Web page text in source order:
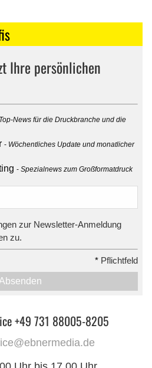
Ihre persönlichen
Top-News für die Druckbranche und die
Wöchentliches Update und monatlicher
Spezialnews zum Großformatdruck
zur Newsletter-Anmeldung
zu.
* Pflichtfeld
Absenden
+49 731 88005-8205